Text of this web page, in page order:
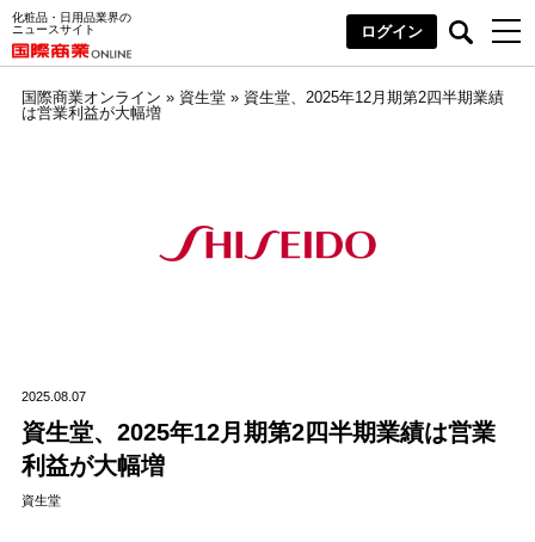
化粧品・日用品業界の
ニュースサイト
ログイン
国際商業オンライン » 資生堂» 資生堂、2025年12月期第2四半期業績
は営業利益が大幅増
2025.08.07
資生堂、2025年12月期第2四半期業績は営業
利益が大幅増
資生堂